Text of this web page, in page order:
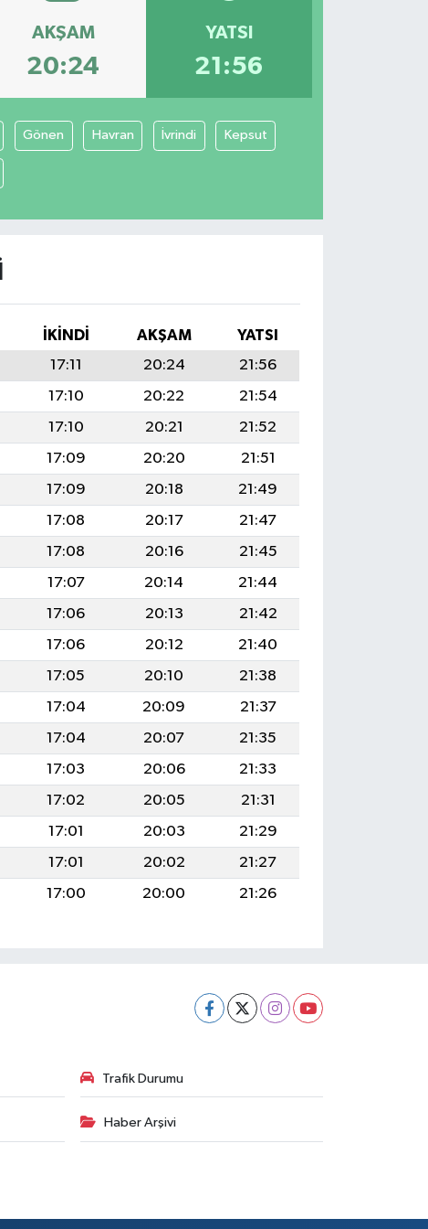
AKŞAM
20:24
YATSI
21:56
Gönen Havran İvrindi Kepsut
İKINDI AKŞAM
YATSI
17:11 20:24
21:56
17:10 20:22
21:54
17:10 20:21
21:52
17:09 20:20
21:51
17:09 20:18
21:49
17:08 20:17
21:47
17:08 20:16
21:45
17:07 20:14
21:44
17:06 20:13
21:42
17:06 20:12
21:40
17:05 20:10
21:38
17:04 20:09
21:37
17:04 20:07
21:35
17:03 20:06
21:33
17:02 20:05
21:31
17:01 20:03
21:29
17:01 20:02
21:27
17:00 20:00 21:26
Trafik Durumu
Haber Arşivi